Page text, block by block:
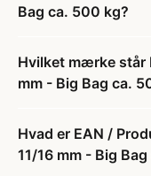
Bag ca. 500 kg?
Hvilket mærke står
mm - Big Bag ca.
Hvad er EAN /
11/16 mm - Big